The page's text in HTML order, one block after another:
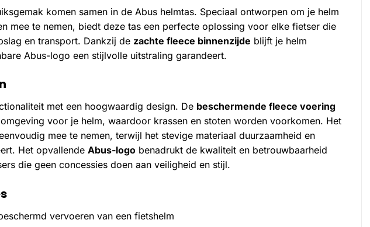
komen samen in de Abus helmtas. Speciaal ontworpen om je helm
mee te nemen, biedt deze tas een perfecte oplossing voor elke fietser die
en transport. Dankzij de zachte fleece binnenzijde blijft je helm
Abus-logo een stijlvolle uitstraling garandeert.
met een hoogwaardig design. De beschermende fleece voering
voor je helm, waardoor krassen en stoten worden voorkomen. Het
mee te nemen, terwijl het stevige materiaal duurzaamheid en
Het opvallende Abus-logo benadrukt de kwaliteit en betrouwbaarheid
die geen concessies doen aan veiligheid en stijl.
vervoeren van een fietshelm